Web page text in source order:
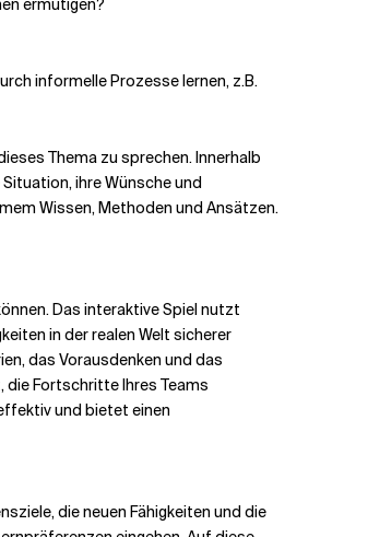
ermutigen?
informelle Prozesse lernen, z.B.
Thema zu sprechen. Innerhalb
ihre Wünsche und
Wissen, Methoden und Ansätzen.
Das interaktive Spiel nutzt
in der realen Welt sicherer
das Vorausdenken und das
Fortschritte Ihres Teams
und bietet einen
die neuen Fähigkeiten und die